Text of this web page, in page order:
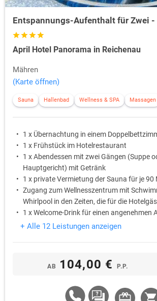
Entspannungs-Aufenthalt für Zwei -
April Hotel Panorama in Reichenau
Mähren
(Karte öffnen)
Sauna Hallenbad Wellness & SPA Massagen
1 x Übernachtung in einem
1 x Frühstück im Hotelrestaurant
1 x Abendessen mit zwei Gängen (Suppe
Hauptgericht) mit Getränk
1 x private Vermietung der Sauna für je 90
Zugang zum Wellnesszentrum mit
Whirlpool in den Zeiten, die für die
1 x Welcome-Drink für einen angenehmen
Aufenthaltes
+ Alle 12 Leistungen anzeigen
AB 104,00 € P.P.